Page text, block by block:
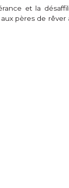
et la
pères de rêver